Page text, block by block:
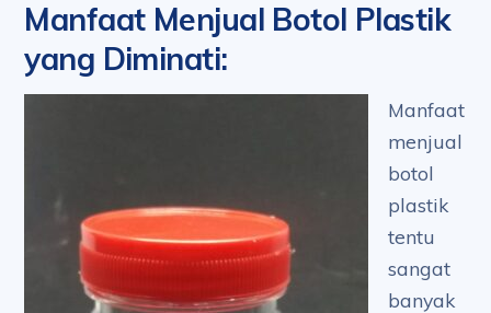
Manfaat Menjual Botol Plastik
yang Diminati:
Manfaat
menjual
botol
plastik
tentu
sangat
banyak